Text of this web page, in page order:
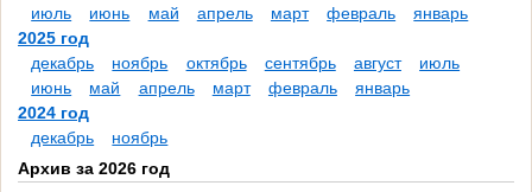
июль
июнь май апрель март февраль
январь
2025 год
декабрь
ноябрь октябрь сентябрь август
июль
июнь
май апрель март февраль
январь
2024 год
декабрь
ноябрь
Архив за 2026 год